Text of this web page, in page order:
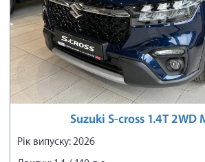
Suzuki S-cross 1.4T 2WD
Рік випуску: 2026